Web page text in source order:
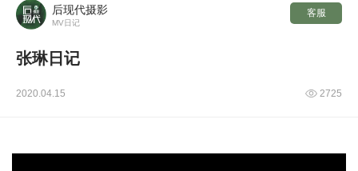
后现代摄影
MV日记
客服
张琳日记
2020.04.15 2725